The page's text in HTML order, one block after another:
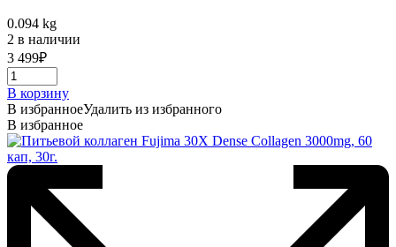
0.094 kg
2 в наличии
3 499₽
В корзину
В избранноеУдалить из избранного
В избранное